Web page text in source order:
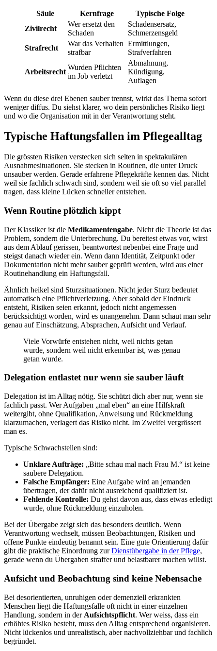
Säule Kernfrage
Typische Folge
Zivilrecht
Wer ersetzt den
Schaden
Schadensersatz,
Schmerzensgeld
Strafrecht
War das Verhalten
strafbar
Ermittlungen,
Strafverfahren
Arbeitsrecht
Wurden Pflichten
im Job verletzt
Abmahnung,
Kündigung,
Auflagen
Wenn du diese drei Ebenen sauber trennst, wirkt das Thema sofort
weniger diffus. Du siehst klarer, wo dein persönliches Risiko liegt
und wo die Organisation mit in der Verantwortung steht.
Typische Haftungsfallen im Pflegealltag
Die grössten Risiken verstecken sich selten in spektakulären
Ausnahmesituationen. Sie stecken in Routinen, die unter Druck
unsauber werden. Gerade erfahrene Pflegekräfte kennen das. Nicht
weil sie fachlich schwach sind, sondern weil sie oft so viel parallel
tragen, dass kleine Lücken schneller entstehen.
Wenn Routine plötzlich kippt
Der Klassiker ist die Medikamentengabe. Nicht die Theorie ist das
Problem, sondern die Unterbrechung. Du bereitest etwas vor, wirst
aus dem Ablauf gerissen, beantwortest nebenbei eine Frage und
steigst danach wieder ein. Wenn dann Identität, Zeitpunkt oder
Dokumentation nicht mehr sauber geprüft werden, wird aus einer
Routinehandlung ein Haftungsfall.
Ähnlich heikel sind Sturzsituationen. Nicht jeder Sturz bedeutet
automatisch eine Pflichtverletzung. Aber sobald der Eindruck
entsteht, Risiken seien erkannt, jedoch nicht angemessen
berücksichtigt worden, wird es unangenehm. Dann schaut man sehr
genau auf Einschätzung, Absprachen, Aufsicht und Verlauf.
Viele Vorwürfe entstehen nicht, weil nichts getan
wurde, sondern weil nicht erkennbar ist, was genau
getan wurde.
Delegation entlastet nur wenn sie sauber läuft
Delegation ist im Alltag nötig. Sie schützt dich aber nur, wenn sie
fachlich passt. Wer Aufgaben „mal eben“ an eine Hilfskraft
weitergibt, ohne Qualifikation, Anweisung und Rückmeldung
klarzumachen, verlagert das Risiko nicht. Im Zweifel vergrössert
man es.
Typische Schwachstellen sind:
Unklare Aufträge: „Bitte schau mal nach Frau M.“ ist keine
saubere Delegation.
Falsche Empfänger: Eine Aufgabe wird an jemanden
übertragen, der dafür nicht ausreichend qualifiziert ist.
Fehlende Kontrolle: Du gehst davon aus, dass etwas erledigt
wurde, ohne Rückmeldung einzuholen.
Bei der Übergabe zeigt sich das besonders deutlich. Wenn
Verantwortung wechselt, müssen Beobachtungen, Risiken und
offene Punkte eindeutig benannt sein. Eine gute Orientierung dafür
gibt die praktische Einordnung zurDienstübergabe in der Pflege,
gerade wenn du Übergaben straffer und belastbarer machen willst.
Aufsicht und Beobachtung sind keine Nebensache
Bei desorientierten, unruhigen oder demenziell erkrankten
Menschen liegt die Haftungsfalle oft nicht in einer einzelnen
Handlung, sondern in der Aufsichtspflicht. Wer weiss, dass ein
erhöhtes Risiko besteht, muss den Alltag entsprechend organisieren.
Nicht lückenlos und unrealistisch, aber nachvollziehbar und fachlich
begründet.